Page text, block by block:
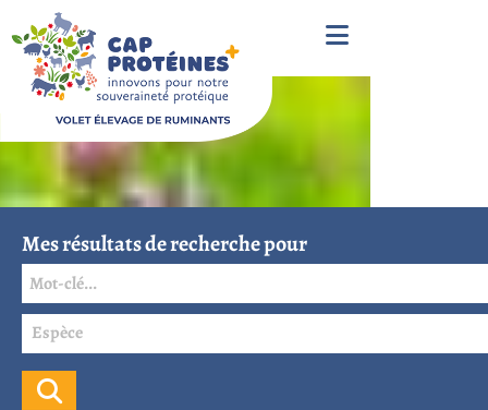
Mes résultats de recherche pour
Espèce